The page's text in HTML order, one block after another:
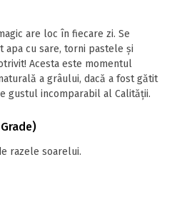
are loc în fiecare zi. Se
apa cu sare, torni pastele și
Acesta este momentul
a grâului, dacă a fost gătit
gustul incomparabil al Calității.
razele soarelui.